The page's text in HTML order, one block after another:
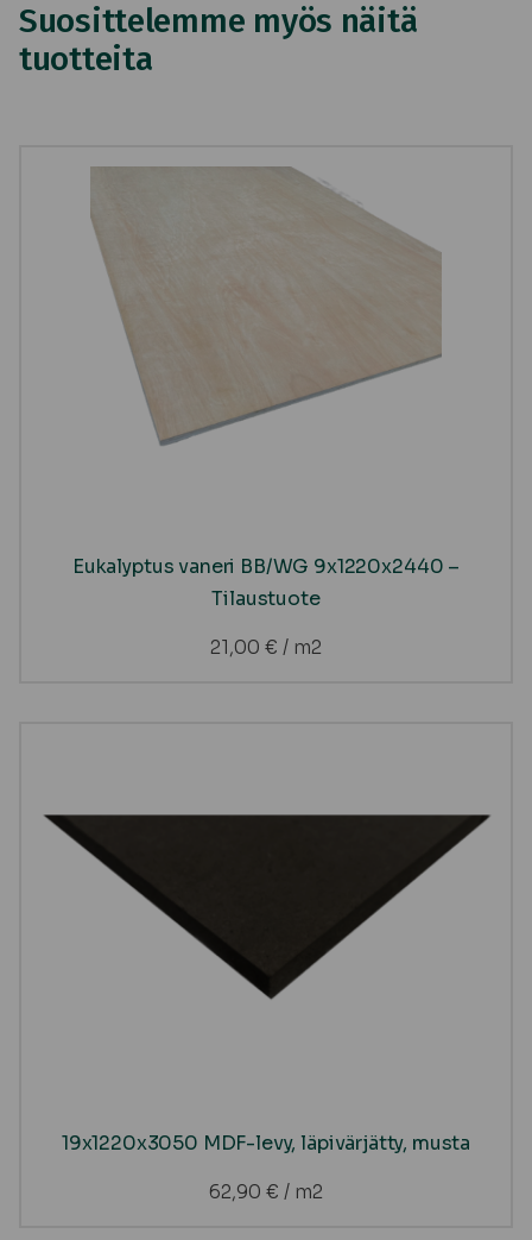
Suosittelemme myös näitä
tuotteita
Eukalyptus vaneri BB/WG 9x1220x2440 –
Tilaustuote
21,00 € / m2
19x1220x3050 MDF-levy, läpivärjätty, musta
62,90 € / m2